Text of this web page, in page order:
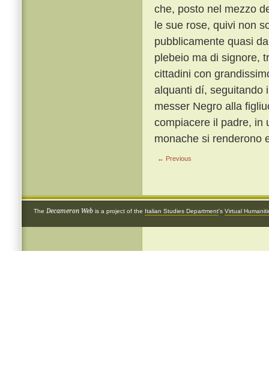
che, posto nel mezzo
le sue rose, quivi non
pubblicamente quasi
plebeio ma di signore,
cittadini con
alquanti dí, seguitando
messer Negro alla
compiacere il padre, in
monache si renderono
← Previous
The Decameron Web is a project of the Italian Studies Department's Virtual